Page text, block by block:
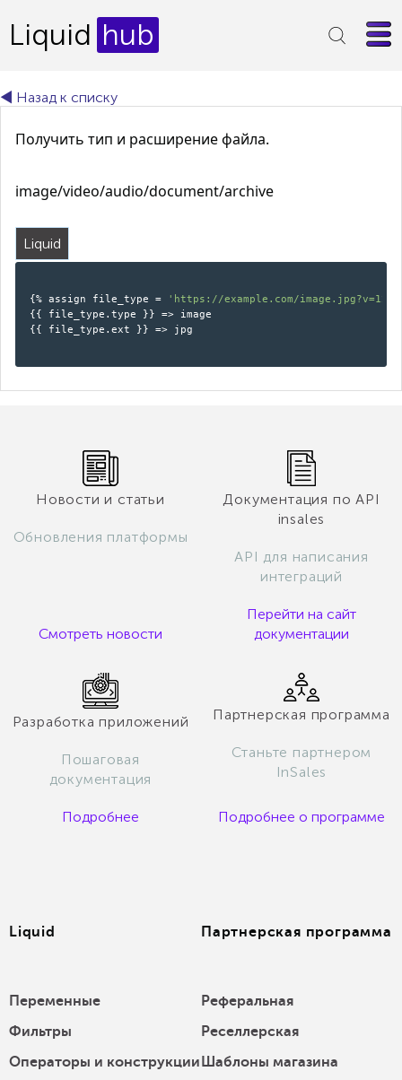
Liquid hub
◄ Назад к списку
Получить тип и расширение файла.
image/video/audio/document/archive
Liquid
{% assign file_type =
'https://example.com/
{{ file_type.type }} => image
{{ file_type.ext }} => jpg
Новости и статьи
Обновления платформы
Смотреть новости
Документация по API
insales
API для написания
интеграций
Перейти на сайт
документации
Разработка приложений
Пошаговая
документация
Подробнее
Партнерская программа
Станьте партнером
InSales
Подробнее о программе
Liquid
Переменные
Фильтры
Операторы и конструкции
Партнерская программа
Реферальная
Реселлерская
Шаблоны магазина